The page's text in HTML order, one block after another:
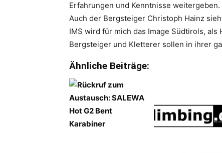
Erfahrungen und Kenntnisse
Auch der Bergsteiger Christoph Hainz
IMS wird für mich das Image Südtirols,
Bergsteiger und Kletterer sollen in ihrer
Ähnliche Beiträge: